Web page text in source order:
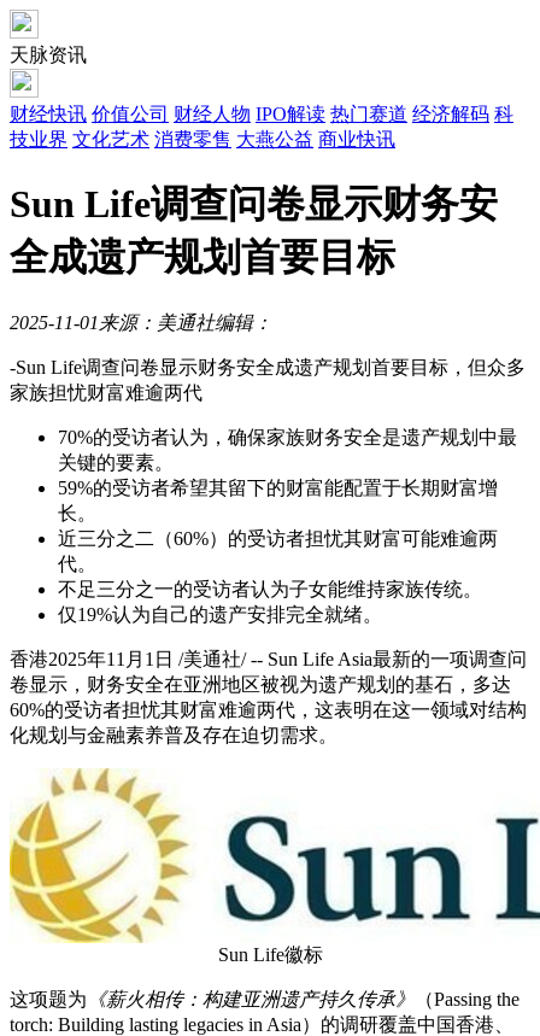
天脉资讯
财经快讯 价值公司 财经人物 IPO解读 热门赛道 经济解码 科
技业界 文化艺术 消费零售 大燕公益 商业快讯
Sun Life调查问卷显示财务安
全成遗产规划首要目标
2025-11-01 来源：美通社编辑：
-Sun Life调查问卷显示财务安全成遗产规划首要目标，但众多
家族担忧财富难逾两代
70%的受访者认为，确保家族财务安全是遗产规划中最
关键的要素。
59%的受访者希望其留下的财富能配置于长期财富增
长。
近三分之二（60%）的受访者担忧其财富可能难逾两
代。
不足三分之一的受访者认为子女能维持家族传统。
仅19%认为自己的遗产安排完全就绪。
香港2025年11月1日 /美通社/ -- Sun Life Asia最新的一项调查问
卷显示，财务安全在亚洲地区被视为遗产规划的基石，多达
60%的受访者担忧其财富难逾两代，这表明在这一领域对结构
化规划与金融素养普及存在迫切需求。
Sun Life徽标
这项题为 《薪火相传：构建亚洲遗产持久传承》
（Passing the
torch: Building lasting legacies in Asia）的调研覆盖中国香港、